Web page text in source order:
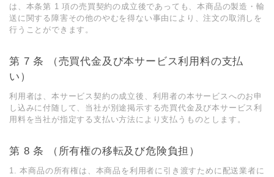
は、本条第 1 項の売買契約の成⽴後であっても、本商品の製造・輸
送に関する障害その他のやむを得ない事由により、注⽂の取消しを
⾏うことができます。
第 7 条 （売買代⾦及び本サービス利⽤料の⽀払
い）
利⽤者は、本サービス契約の成⽴後、利⽤者の本サービスへのお申
し込みに付随して、当社が別途掲⽰する売買代⾦及び本サービス利
⽤料を当社が指定する⽀払い⽅法により⽀払うものとします。
第 8 条 （所有権の移転及び危険負担）
1. 本商品の所有権は、本商品を利⽤者に引き渡すために配送業者に